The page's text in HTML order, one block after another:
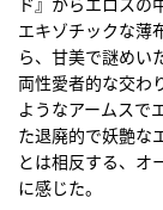
エキゾチックな薄
ら、甘美で謎めい
両性愛者的な交わ
ようなアームスで
た退廃的で妖艶な
とは相反する、オ
に感じた。